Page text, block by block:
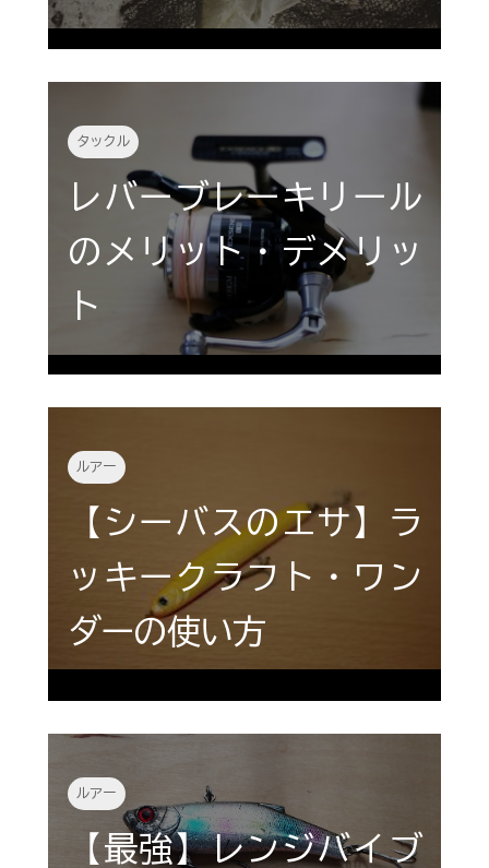
タックル
レバーブレーキリール
のメリット・デメリッ
ト
ルアー
【シーバスのエサ】ラ
ッキークラフト・ワン
ダーの使い方
ルアー
【最強】レンジバイブ